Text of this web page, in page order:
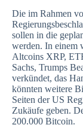
Die im Rahmen
sollen in die
werden. In einem
Altcoins XRP,
Sachs, Trumps
verkündet, das
könnten weitere
Seiten der US
Zukäufe geben.
200.000 Bitcoin.